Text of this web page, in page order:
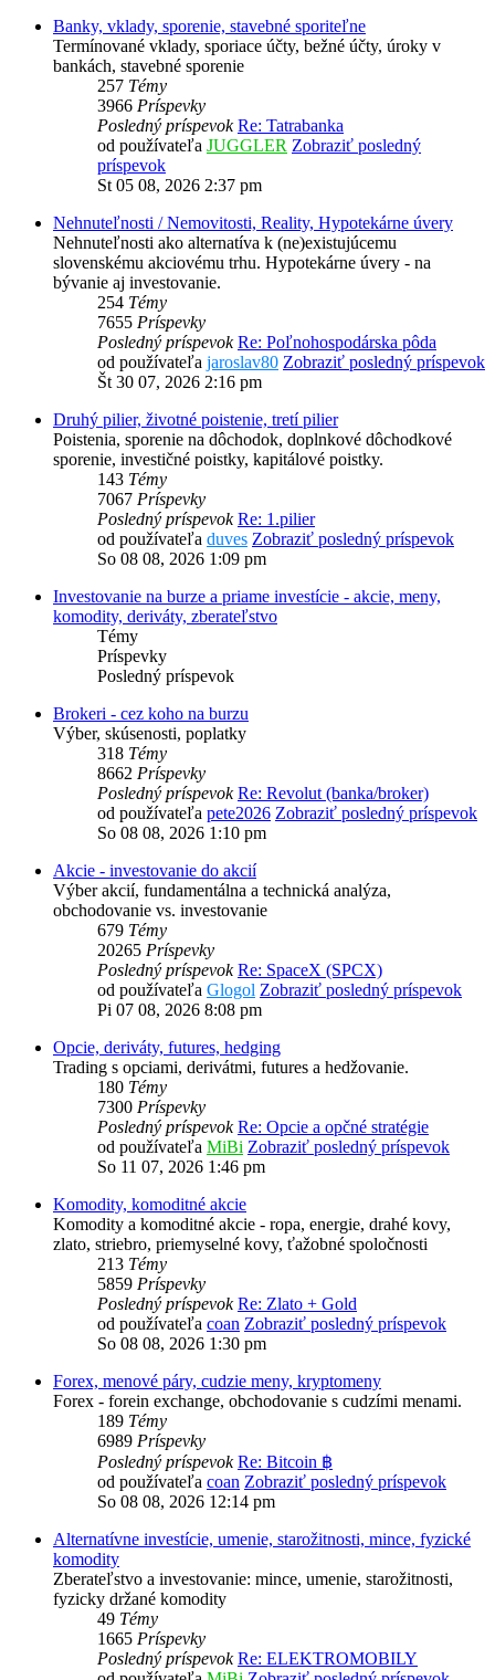
Banky, vklady, sporenie, stavebné sporiteľne
Termínované vklady, sporiace účty, bežné účty, úroky v
bankách, stavebné sporenie
257 Témy
3966 Príspevky
Posledný príspevok Re: Tatrabanka
od používateľa JUGGLER Zobraziť posledný
príspevok
St 05 08, 2026 2:37 pm
Nehnuteľnosti / Nemovitosti, Reality, Hypotekárne úvery
Nehnuteľnosti ako alternatíva k (ne)existujúcemu
slovenskému akciovému trhu. Hypotekárne úvery - na
bývanie aj investovanie.
254 Témy
7655 Príspevky
Posledný príspevok Re: Poľnohospodárska pôda
od používateľa jaroslav80 Zobraziť posledný príspevok
Št 30 07, 2026 2:16 pm
Druhý pilier, životné poistenie, tretí pilier
Poistenia, sporenie na dôchodok, doplnkové dôchodkové
sporenie, investičné poistky, kapitálové poistky.
143 Témy
7067 Príspevky
Posledný príspevok Re: 1.pilier
od používateľa duves Zobraziť posledný príspevok
So 08 08, 2026 1:09 pm
Investovanie na burze a priame investície - akcie, meny,
komodity, deriváty, zberateľstvo
Témy
Príspevky
Posledný príspevok
Brokeri - cez koho na burzu
Výber, skúsenosti, poplatky
318 Témy
8662 Príspevky
Posledný príspevok Re: Revolut (banka/broker)
od používateľa pete2026 Zobraziť posledný príspevok
So 08 08, 2026 1:10 pm
Akcie - investovanie do akcií
Výber akcií, fundamentálna a technická analýza,
obchodovanie vs. investovanie
679 Témy
20265 Príspevky
Posledný príspevok Re: SpaceX (SPCX)
od používateľa Glogol Zobraziť posledný príspevok
Pi 07 08, 2026 8:08 pm
Opcie, deriváty, futures, hedging
Trading s opciami, derivátmi, futures a hedžovanie.
180 Témy
7300 Príspevky
Posledný príspevok Re: Opcie a opčné stratégie
od používateľa MiBi Zobraziť posledný príspevok
So 11 07, 2026 1:46 pm
Komodity, komoditné akcie
Komodity a komoditné akcie - ropa, energie, drahé kovy,
zlato, striebro, priemyselné kovy, ťažobné spoločnosti
213 Témy
5859 Príspevky
Posledný príspevok Re: Zlato + Gold
od používateľa coan Zobraziť posledný príspevok
So 08 08, 2026 1:30 pm
Forex, menové páry, cudzie meny, kryptomeny
Forex - forein exchange, obchodovanie s cudzími menami.
189 Témy
6989 Príspevky
Posledný príspevok Re: Bitcoin ฿
od používateľa coan Zobraziť posledný príspevok
So 08 08, 2026 12:14 pm
Alternatívne investície, umenie, starožitnosti, mince, fyzické
komodity
Zberateľstvo a investovanie: mince, umenie, starožitnosti,
fyzicky držané komodity
49 Témy
1665 Príspevky
Posledný príspevok Re: ELEKTROMOBILY